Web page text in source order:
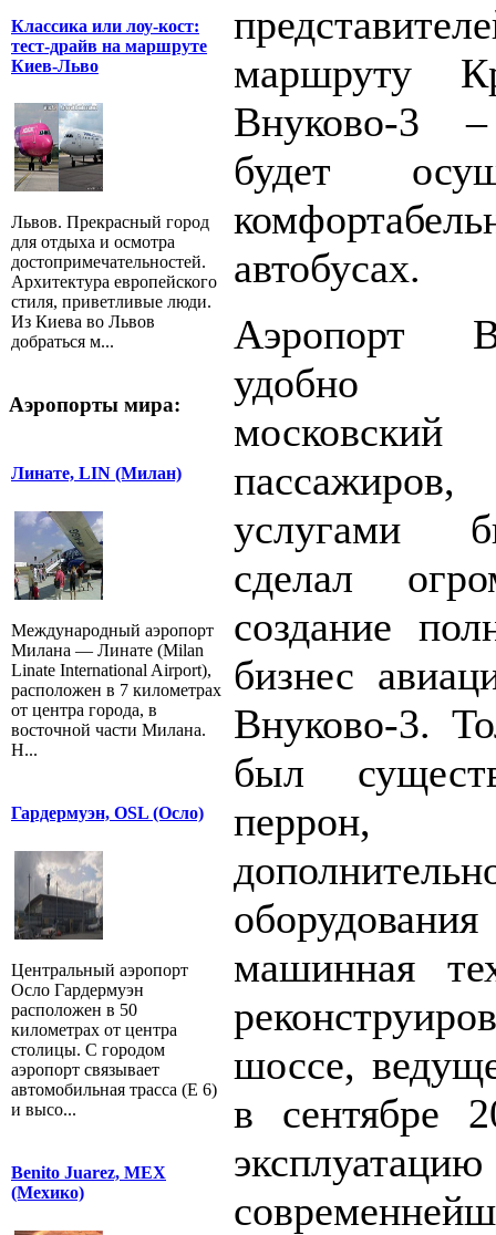
Классика или лоу-кост:
тест-драйв на маршруте
Киев-Льво
Львов. Прекрасный город
для отдыха и осмотра
достопримечательностей.
Архитектура европейского
стиля, приветливые люди.
Из Киева во Львов
добраться м...
Аэропорты мира:
Линате, LIN (Милан)
Международный аэропорт
Милана — Линате (Milan
Linate International Airport),
расположен в 7 километрах
от центра города, в
восточной части Милана.
Н...
Гардермуэн, OSL (Осло)
Центральный аэропорт
Осло Гардермуэн
расположен в 50
километрах от центра
столицы. С городом
аэропорт связывает
автомобильная трасса (E 6)
и высо...
Benito Juarez, MEX
(Мехико)
маршруту
Внуково-3
будет
автобусах.
Аэропорт
удобно
услугами
сделал
создание
бизнес
Внуково-3.
был
перрон,
машинная
шоссе,
в сентябре